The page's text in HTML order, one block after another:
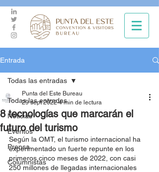
Entrada
Todas las entradas
Noticias
Eventos
Prensa
Columnistas
Todas las entradas
8 tecnologías que marcarán el
futuro del turismo
Punta del Este Bureau
29 sept 2022 4 min de lectura
Según la OMT, el turismo internacional ha
experimentado un fuerte repunte en los
primeros cinco meses de 2022, con casi
250 millones de llegadas internacionales